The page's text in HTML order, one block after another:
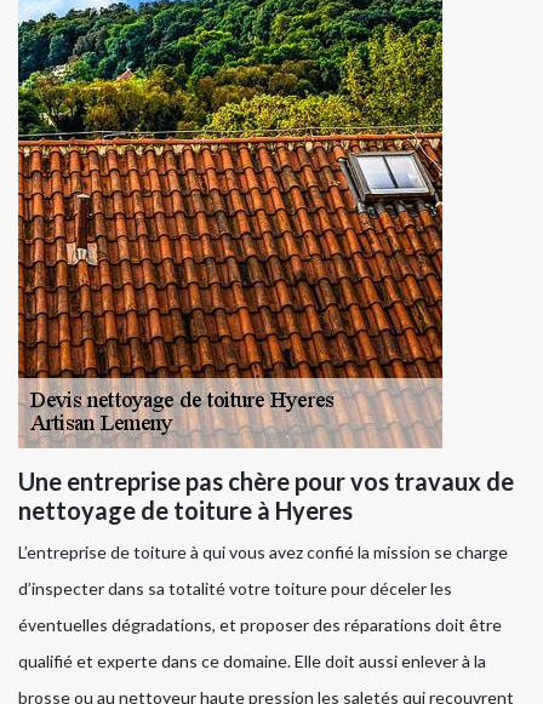
Une entreprise pas chère pour vos travaux de
nettoyage de toiture à Hyeres
L’entreprise de toiture à qui vous avez confié la mission se charge
d’inspecter dans sa totalité votre toiture pour déceler les
éventuelles dégradations, et proposer des réparations doit être
qualifié et experte dans ce domaine. Elle doit aussi enlever à la
brosse ou au nettoyeur haute pression les saletés qui recouvrent